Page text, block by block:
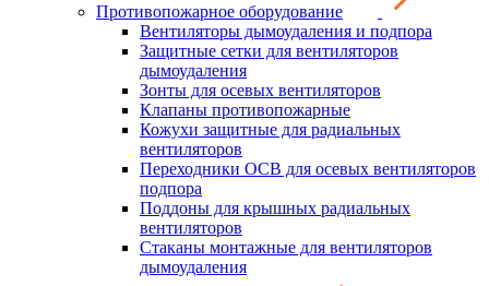
Противопожарное оборудование
Вентиляторы дымоудаления и подпора
Защитные сетки для вентиляторов
дымоудаления
Зонты для осевых вентиляторов
Клапаны противопожарные
Кожухи защитные для радиальных
вентиляторов
Переходники ОСВ для осевых вентиляторов
подпора
Поддоны для крышных радиальных
вентиляторов
Стаканы монтажные для вентиляторов
дымоудаления